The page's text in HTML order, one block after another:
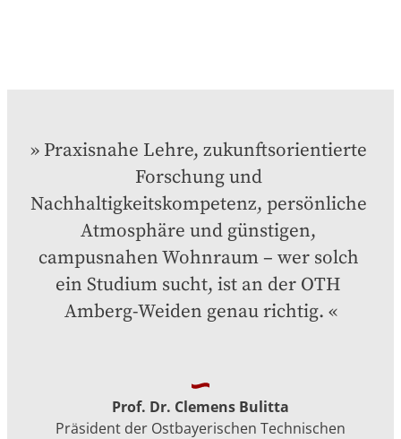
Praxisnahe Lehre, zukunftsorientierte
Forschung und
Nachhaltigkeitskompetenz, persönliche
Atmosphäre und günstigen,
campusnahen Wohnraum – wer solch
ein Studium sucht, ist an der OTH
Amberg-Weiden genau richtig.
Prof. Dr. Clemens Bulitta
Präsident der Ostbayerischen Technischen